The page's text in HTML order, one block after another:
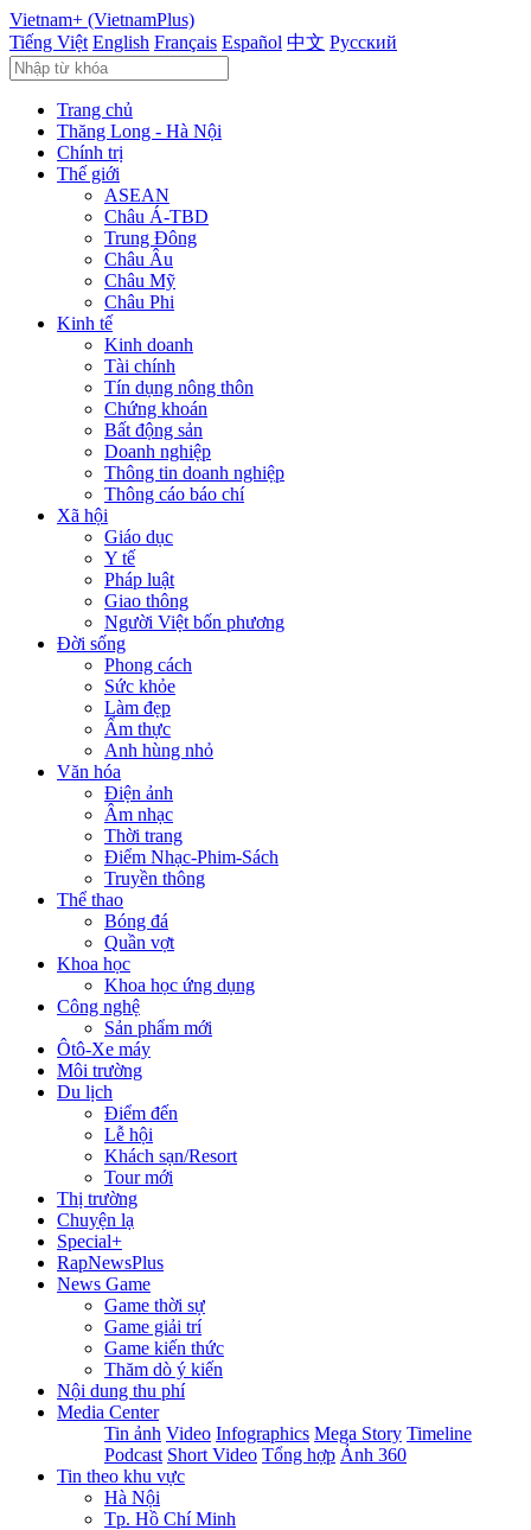
Vietnam+ (VietnamPlus)
Tiếng Việt English Français Español 中文 Русский
Trang chủ
Thăng Long - Hà Nội
Chính trị
Thế giới
ASEAN
Châu Á-TBD
Trung Đông
Châu Âu
Châu Mỹ
Châu Phi
Kinh tế
Kinh doanh
Tài chính
Tín dụng nông thôn
Chứng khoán
Bất động sản
Doanh nghiệp
Thông tin doanh nghiệp
Thông cáo báo chí
Xã hội
Giáo dục
Y tế
Pháp luật
Giao thông
Người Việt bốn phương
Đời sống
Phong cách
Sức khỏe
Làm đẹp
Ẩm thực
Anh hùng nhỏ
Văn hóa
Điện ảnh
Âm nhạc
Thời trang
Điểm Nhạc-Phim-Sách
Truyền thông
Thể thao
Bóng đá
Quần vợt
Khoa học
Khoa học ứng dụng
Công nghệ
Sản phẩm mới
Ôtô-Xe máy
Môi trường
Du lịch
Điểm đến
Lễ hội
Khách sạn/Resort
Tour mới
Thị trường
Chuyện lạ
Special+
RapNewsPlus
News Game
Game thời sự
Game giải trí
Game kiến thức
Thăm dò ý kiến
Nội dung thu phí
Media Center
Tin ảnh Video Infographics Mega Story Timeline
Podcast Short Video Tổng hợp Ảnh 360
Tin theo khu vực
Hà Nội
Tp. Hồ Chí Minh